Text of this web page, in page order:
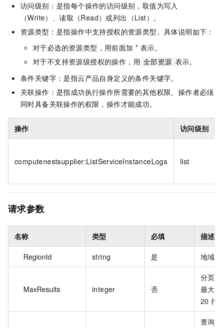
访问级别：是指每个操作的访问级别，取值为写入
（Write）、读取（Read）或列出（List）。
资源类型：是指操作中支持授权的资源类型。具体说明如下：
对于必选的资源类型，用前面加 * 表示。
对于不支持资源级授权的操作，用 全部资源 表示。
条件关键字：是指云产品自身定义的条件关键字。
关联操作：是指成功执行操作所需要的其他权限。操作者必须
同时具备关联操作的权限，操作才能成功。
操作 访问级别
computenestsupplier:ListServiceInstanceLogs list
请求参数
名称 类型 必填 描述
RegionId string 是 地域
MaxResults integer 否
分页
最大
20 行
查询